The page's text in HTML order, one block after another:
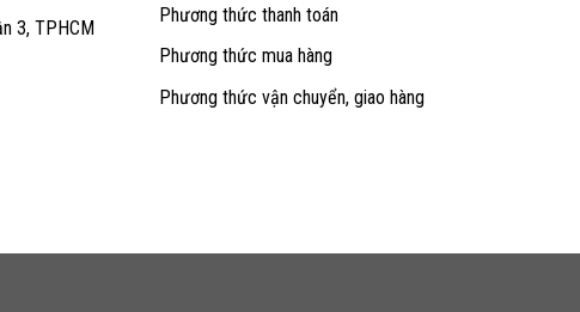
3, TPHCM
Phương thức thanh toán
Phương thức mua hàng
Phương thức vận chuyển, giao hàng